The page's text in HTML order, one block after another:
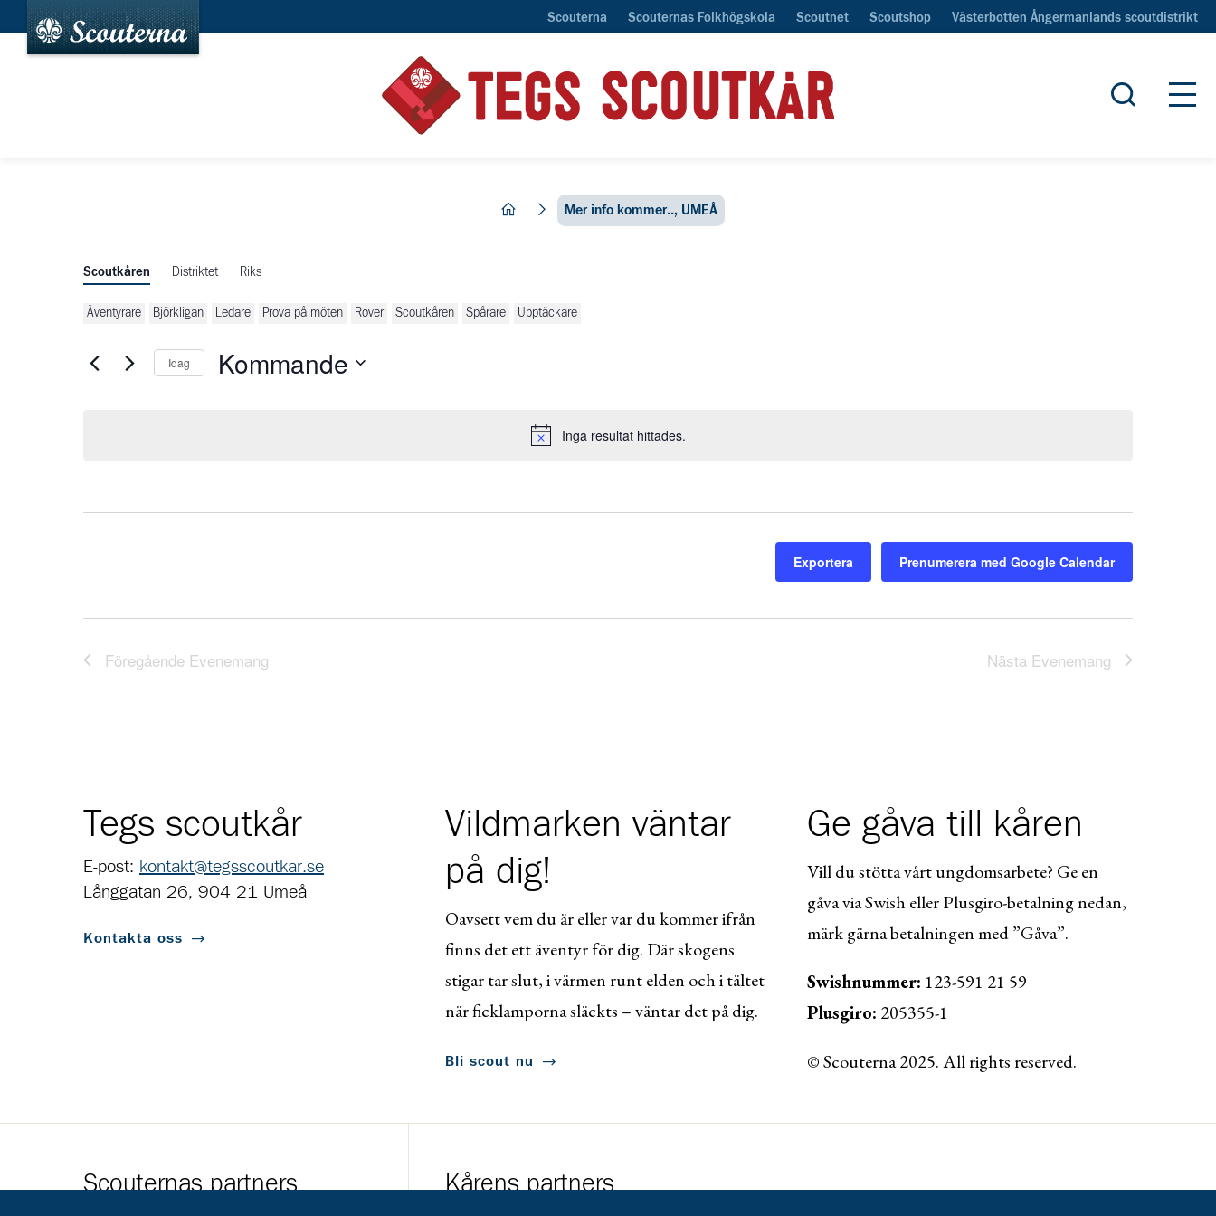
Scouterna Scouternas Folkhögskola Scoutnet Scoutshop Västerbotten Ångermanlands scoutdistrikt
Öppna
hem Mer info kommer.., UMEÅ
Notice
Inga resultat hittades.
Scoutkåren Distriktet Riks
Äventyrare Björkligan Ledare Prova på möten Rover Scoutkåren Spårare Upptäckare
Idag Kommande
Exportera Prenumerera med Google Calendar
Föregående Evenemang Nästa Evenemang
Tegs scoutkår
E-post: kontakt@tegsscoutkar.se
Långgatan 26, 904 21 Umeå
Kontakta oss
Vildmarken väntar
på dig!
Oavsett vem du är eller var du kommer ifrån
finns det ett äventyr för dig. Där skogens
stigar tar slut, i värmen runt elden och i tältet
när ficklamporna släckts – väntar det på dig.
Bli scout nu
Ge gåva till kåren
Vill du stötta vårt ungdomsarbete? Ge en
gåva via Swish eller Plusgiro-betalning nedan,
märk gärna betalningen med ”Gåva”.
Swishnummer: 123-591 21 59
Plusgiro: 205355-1
© Scouterna 2025. All rights reserved.
Scouternas partners Kårens partners